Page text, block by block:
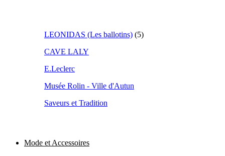
LEONIDAS (Les ballotins) (5)
CAVE LALY
E.Leclerc
Musée Rolin - Ville d'Autun
Saveurs et Tradition
Mode et Accessoires